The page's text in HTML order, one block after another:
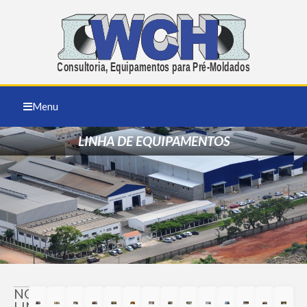
Menu
LINHA DE EQUIPAMENTOS
NOSSA